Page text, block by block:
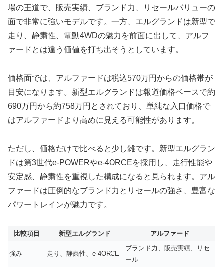
場の王道で、販売実績、ブランド力、リセールバリューの
面で非常に強いモデルです。一方、エルグランドは新型で
走り、静粛性、電動4WDの魅力を前面に出して、アルフ
ァードとは違う価値を打ち出そうとしています。
価格面では、アルファードは税込570万円からの価格帯が
目安になります。新型エルグランドは報道価格ベースで約
690万円から約758万円とされており、単純な入口価格で
はアルファードより高めに見える可能性があります。
ただし、価格だけで比べると少し雑です。新型エルグラン
ドは第3世代e-POWERやe-4ORCEを採用し、走行性能や
安定感、静粛性を重視した構成になると見られます。アル
ファードは圧倒的なブランド力とリセールの強さ、豊富な
パワートレインが魅力です。
比較項目 新型エルグランド アルファード
強み 走り、静粛性、e-4ORCE
ブランド力、販売実績、リセ
ール